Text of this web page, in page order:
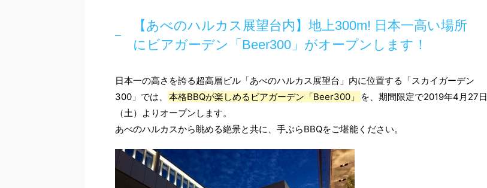
【あべのハルカス展望台内】地上300m! 日本一高い場所
にビアガーデン「Beer300」がオープンします！
日本一の高さを誇る超高層ビル「あべのハルカス展望台」内に位置する「スカイガーデン
300」では、
本格BBQが楽しめるビアガーデン「Beer300」
を、期間限定で2019年4月27日
（土）よりオープンします。
あべのハルカスから眺める絶景と共に、手ぶらBBQをご堪能ください。